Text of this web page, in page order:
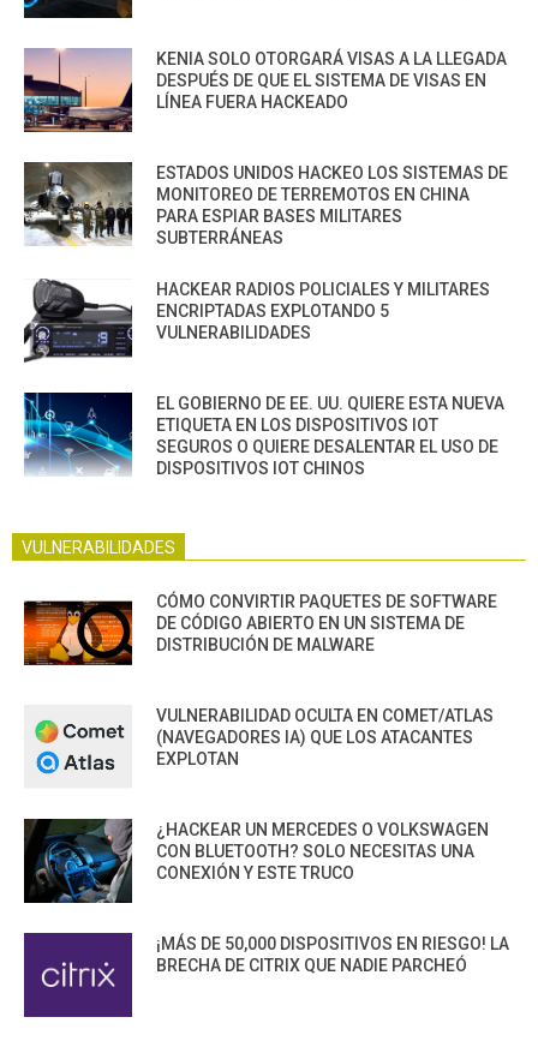
KENIA SOLO OTORGARÁ VISAS A LA LLEGADA
DESPUÉS DE QUE EL SISTEMA DE VISAS EN
LÍNEA FUERA HACKEADO
ESTADOS UNIDOS HACKEO LOS SISTEMAS DE
MONITOREO DE TERREMOTOS EN CHINA
PARA ESPIAR BASES MILITARES
SUBTERRÁNEAS
HACKEAR RADIOS POLICIALES Y MILITARES
ENCRIPTADAS EXPLOTANDO 5
VULNERABILIDADES
EL GOBIERNO DE EE. UU. QUIERE ESTA NUEVA
ETIQUETA EN LOS DISPOSITIVOS IOT
SEGUROS O QUIERE DESALENTAR EL USO DE
DISPOSITIVOS IOT CHINOS
VULNERABILIDADES
CÓMO CONVIRTIR PAQUETES DE SOFTWARE
DE CÓDIGO ABIERTO EN UN SISTEMA DE
DISTRIBUCIÓN DE MALWARE
VULNERABILIDAD OCULTA EN COMET/ATLAS
(NAVEGADORES IA) QUE LOS ATACANTES
EXPLOTAN
¿HACKEAR UN MERCEDES O VOLKSWAGEN
CON BLUETOOTH? SOLO NECESITAS UNA
CONEXIÓN Y ESTE TRUCO
¡MÁS DE 50,000 DISPOSITIVOS EN RIESGO! LA
BRECHA DE CITRIX QUE NADIE PARCHEÓ